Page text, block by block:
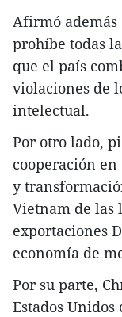
Afirmó
prohíbe todas
que el país
violaciones de
intelectual.
Por otro lado,
cooperación
y
Vietnam de las
exportaciones
economía de
Por su parte,
Estados